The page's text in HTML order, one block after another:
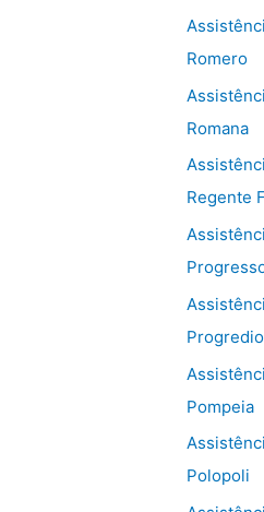
Romero
Romana
Regente
Pompeia
Polopoli